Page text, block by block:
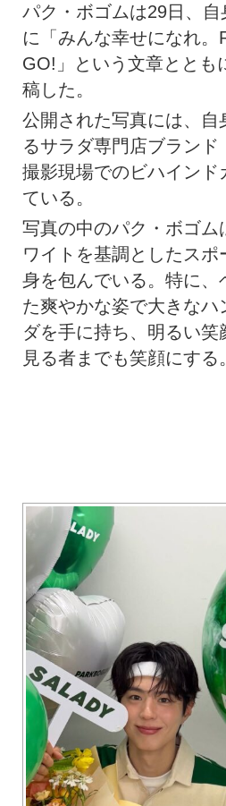
パク・ボゴムは29日、
に「みんな幸せになれ。
GO!」という文章ととも
稿した。
公開された写真には、自
るサラダ専門店ブランド
撮影現場でのビハインド
ている。
写真の中のパク・ボゴム
ワイトを基調としたスポ
身を包んでいる。特に、
た爽やかな姿で大きなハ
ダを手に持ち、明るい笑
見る者までも笑顔にする。